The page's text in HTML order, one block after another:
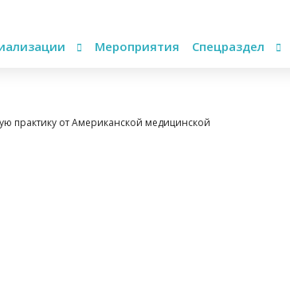
Мероприятия Спецраздел
практику от Американской медицинской